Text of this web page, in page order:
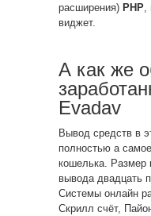
расширения) PHP,
виджет.
А как же
Evadav
Вывод средств в
полностью а
кошелька.
вывода двадцать
Системы онлайн
Скрилл счёт,